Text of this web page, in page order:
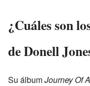
¿Cuáles son
de Donell
Su álbumJourney Of